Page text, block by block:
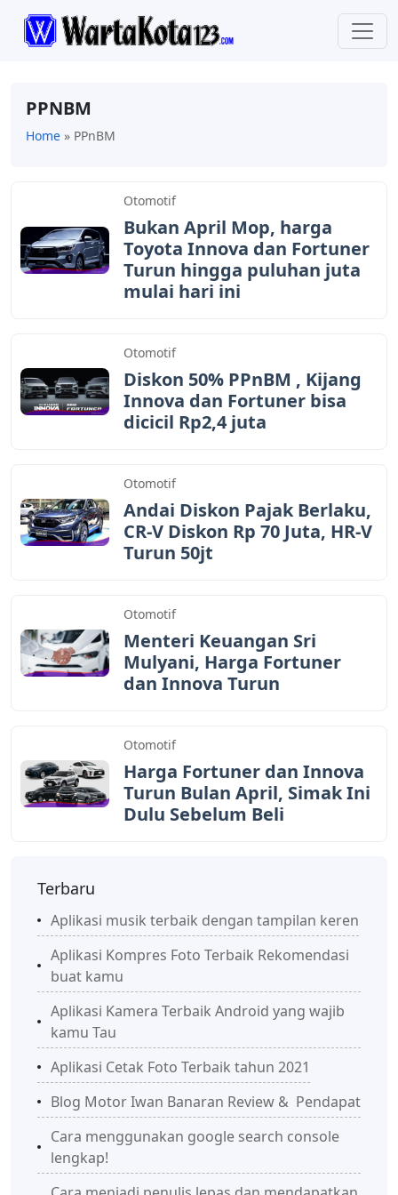
PPNBM
Home » PPnBM
Otomotif
Bukan April Mop, harga
Toyota Innova dan Fortuner
Turun hingga puluhan juta
mulai hari ini
Otomotif
Diskon 50% PPnBM , Kijang
Innova dan Fortuner bisa
dicicil Rp2,4 juta
Otomotif
Andai Diskon Pajak Berlaku,
CR-V Diskon Rp 70 Juta, HR-V
Turun 50jt
Otomotif
Menteri Keuangan Sri
Mulyani, Harga Fortuner
dan Innova Turun
Otomotif
Harga Fortuner dan Innova
Turun Bulan April, Simak Ini
Dulu Sebelum Beli
Terbaru
Aplikasi musik terbaik dengan tampilan keren
Aplikasi Kompres Foto Terbaik Rekomendasi
buat kamu
Aplikasi Kamera Terbaik Android yang wajib
kamu Tau
Aplikasi Cetak Foto Terbaik tahun 2021
Blog Motor Iwan Banaran Review & Pendapat
Cara menggunakan google search console
lengkap!